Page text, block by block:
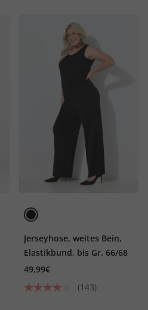
Jerseyhose, weites Bein,
Elastikbund, bis Gr. 66/68
49,99€
(143)